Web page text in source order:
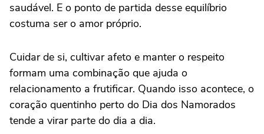
saudável. E o ponto de partida desse equilíbrio
costuma ser o amor próprio.
Cuidar de si, cultivar afeto e manter o respeito
formam uma combinação que ajuda o
relacionamento a frutificar. Quando isso acontece, o
coração quentinho perto do Dia dos Namorados
tende a virar parte do dia a dia.